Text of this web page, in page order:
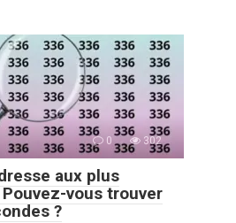
0 302
aux plus
vous trouver
?